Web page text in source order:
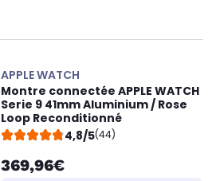
APPLE WATCH
Montre connectée APPLE WATCH
Serie 9 41mm Aluminium / Rose
Loop Reconditionné
4,8/5(44)
369,96€